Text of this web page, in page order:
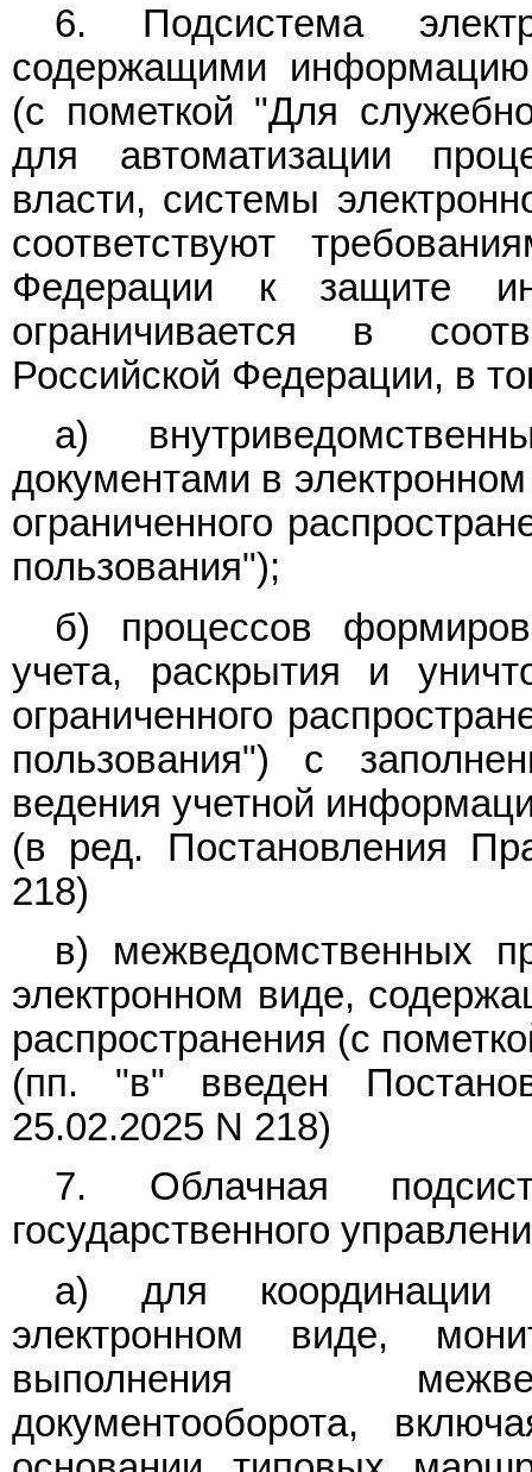
6. Подсистема
содержащими информацию
(с пометкой "Для
для автоматизации
власти, системы
соответствуют
Федерации к защите
ограничивается в
Российской Федерации, в
а)
документами в
ограниченного
пользования");
б) процессов
учета, раскрытия и
ограниченного
пользования") с
ведения учетной
(в ред. Постановления
218)
в) межведомственных
электронном виде,
распространения (с
(пп. "в" введен
25.02.2025 N 218)
7. Облачная
государственного
а) для координации
электронном виде,
выполнения
документооборота,